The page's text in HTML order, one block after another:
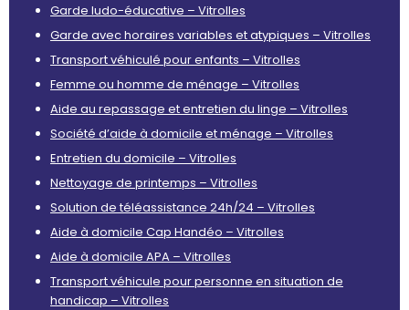
Garde ludo-éducative – Vitrolles
Garde avec horaires variables et atypiques – Vitrolles
Transport véhiculé pour enfants – Vitrolles
Femme ou homme de ménage – Vitrolles
Aide au repassage et entretien du linge – Vitrolles
Société d’aide à domicile et ménage – Vitrolles
Entretien du domicile – Vitrolles
Nettoyage de printemps – Vitrolles
Solution de téléassistance 24h/24 – Vitrolles
Aide à domicile Cap Handéo – Vitrolles
Aide à domicile APA – Vitrolles
Transport véhicule pour personne en situation de
handicap – Vitrolles